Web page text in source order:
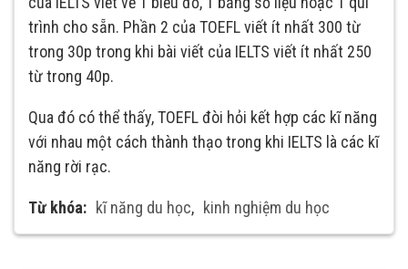
trình cho sẵn. Phần 2 của TOEFL viết ít nhất 300 từ
trong 30p trong khi bài viết của IELTS viết ít nhất 250
từ trong 40p.
Qua đó có thể thấy, TOEFL đòi hỏi kết hợp các kĩ năng
với nhau một cách thành thạo trong khi IELTS là các kĩ
năng rời rạc.
Từ khóa: kĩ năng du học, kinh nghiệm du học